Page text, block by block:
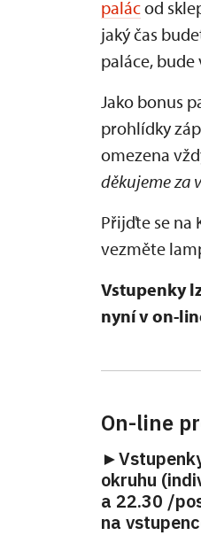
palácod
jaký čas
paláce, bude
Jako bonus
prohlídky
omezena
děkujeme za
Přijďte se na
vezměte
Vstupenky
nyní v on-
On-line
okruhu
a 22.30 /
na